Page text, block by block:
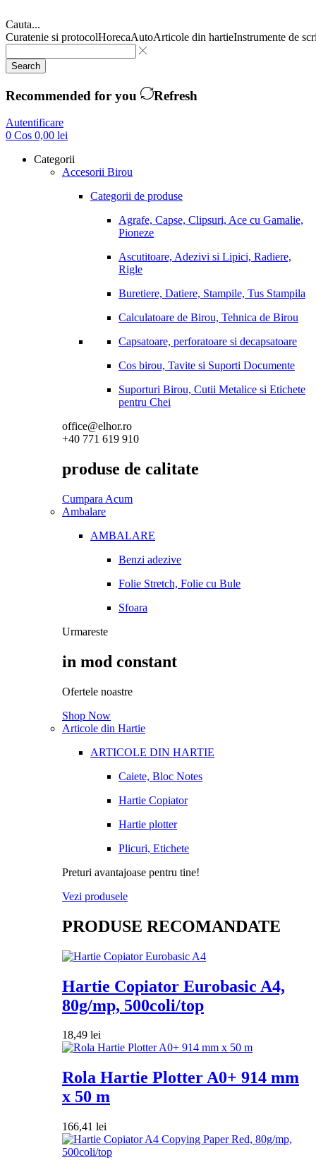
Cauta...
Curatenie si protocolHorecaAutoArticole din hartieInstrumente de
Search
Recommended for you Refresh
Autentificare
0 Cos 0,00 lei
Categorii
Accesorii Birou
Categorii de produse
Agrafe, Capse, Clipsuri, Ace cu Gamalie,
Pioneze
Ascutitoare, Adezivi si Lipici, Radiere,
Rigle
Buretiere, Datiere, Stampile, Tus Stampila
Calculatoare de Birou, Tehnica de Birou
Capsatoare, perforatoare si decapsatoare
Cos birou, Tavite si Suporti Documente
Suporturi Birou, Cutii Metalice si Etichete
pentru Chei
office@elhor.ro
+40 771 619 910
produse de calitate
Cumpara Acum
Ambalare
AMBALARE
Benzi adezive
Folie Stretch, Folie cu Bule
Sfoara
Urmareste
in mod constant
Ofertele noastre
Shop Now
Articole din Hartie
ARTICOLE DIN HARTIE
Caiete, Bloc Notes
Hartie Copiator
Hartie plotter
Plicuri, Etichete
Preturi avantajoase pentru tine!
Vezi produsele
PRODUSE RECOMANDATE
Hartie Copiator Eurobasic A4,
80g/mp, 500coli/top
18,49 lei
Rola Hartie Plotter A0+ 914 mm
x 50 m
166,41 lei